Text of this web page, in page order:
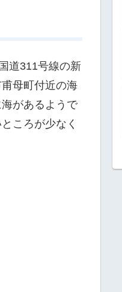
道311号線の新
母町付近の海
があるようで
ころが少なく